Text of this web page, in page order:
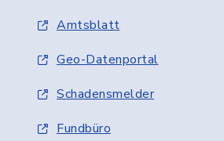
Amtsblatt
Geo-Datenportal
Schadensmelder
Fundbüro